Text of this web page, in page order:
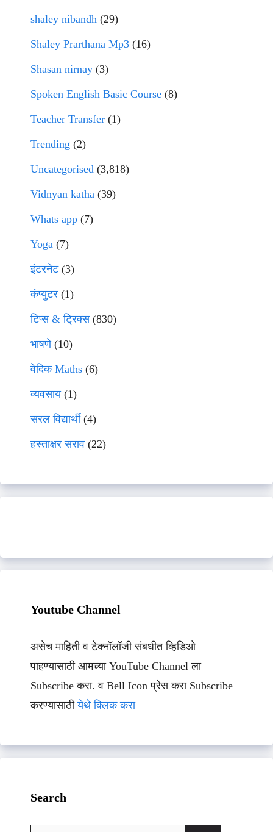
shaley nibandh (29)
Shaley Prarthana Mp3 (16)
Shasan nirnay (3)
Spoken English Basic Course (8)
Teacher Transfer (1)
Trending (2)
Uncategorised (3,818)
Vidnyan katha (39)
Whats app (7)
Yoga (7)
इंटरनेट(3)
कंप्युटर (1)
टिप्स & ट्रिक्स(830)
भाषणे(10)
वेदिक Maths (6)
व्यवसाय(1)
सरल विद्यार्थी(4)
हस्ताक्षर सराव (22)
Youtube Channel
असेच माहिती व टेक्नॉलॉजी संबधीत व्हिडिओ
पाहण्यासाठी आमच्या YouTube Channel ला
Subscribe करा. व Bell Icon प्रेस करा Subscribe
करण्यासाठीयेथे क्लिक करा
Search